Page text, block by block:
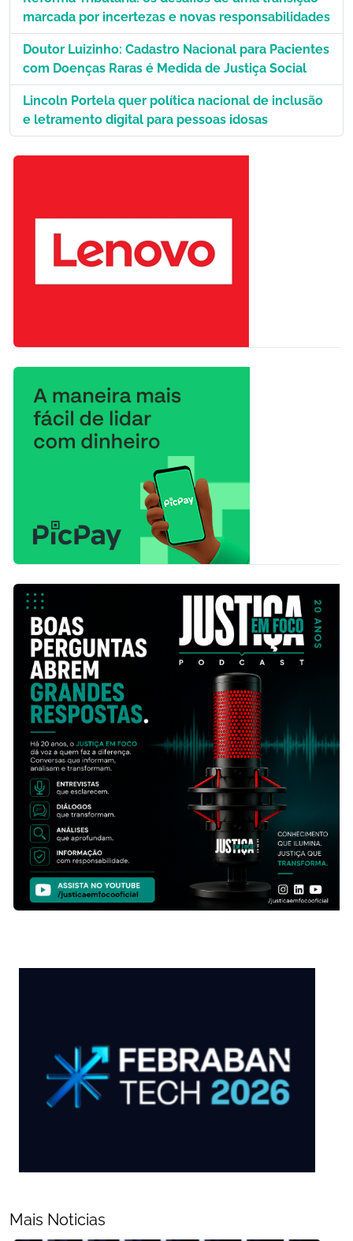
marcada por incertezas e novas responsabilidades
Doutor Luizinho: Cadastro Nacional para Pacientes
com Doenças Raras é Medida de Justiça Social
Lincoln Portela quer política nacional de inclusão
e letramento digital para pessoas idosas
Mais Noticias